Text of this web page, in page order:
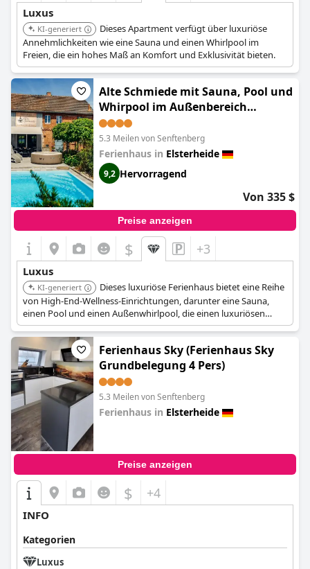
Luxus
KI-generiert
Dieses Apartment verfügt über luxuriöse
Annehmlichkeiten wie eine Sauna und einen Whirlpool im
Freien, die ein hohes Maß an Komfort und Exklusivität bieten.
Alte Schmiede mit Sauna, Pool und
Whirpool im Außenbereich
schönstes Ferienhaus der Lausitz
5.3 Meilen von Senftenberg
Ferienhaus in Elsterheide
9,2 Hervorragend
Von 335 $
Preise anzeigen
$ +3
Luxus
KI-generiert
Dieses luxuriöse Ferienhaus bietet eine Reihe
von High-End-Wellness-Einrichtungen, darunter eine Sauna,
einen Pool und einen Außenwhirlpool, die einen luxuriösen
privaten Rückzugsort bieten.
Ferienhaus Sky (Ferienhaus Sky
Grundbelegung 4 Pers)
5.3 Meilen von Senftenberg
Ferienhaus in Elsterheide
Preise anzeigen
$ +4
INFO
Kategorien
Luxus